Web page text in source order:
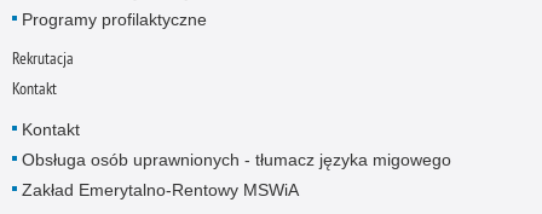
Programy profilaktyczne
Rekrutacja
Kontakt
Kontakt
Obsługa osób uprawnionych - tłumacz języka migowego
Zakład Emerytalno-Rentowy MSWiA